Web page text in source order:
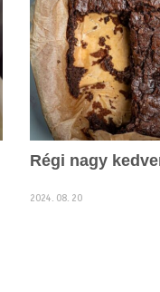
Régi nagy
2024. 08. 20